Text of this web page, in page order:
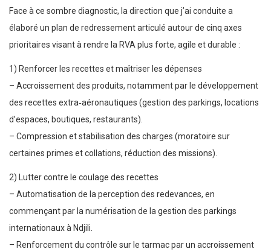
Face à ce sombre diagnostic, la direction que j’ai conduite a
élaboré un plan de redressement articulé autour de cinq axes
prioritaires visant à rendre la RVA plus forte, agile et durable :
1) Renforcer les recettes et maîtriser les dépenses
– Accroissement des produits, notamment par le développement
des recettes extra‑aéronautiques (gestion des parkings, locations
d’espaces, boutiques, restaurants).
– Compression et stabilisation des charges (moratoire sur
certaines primes et collations, réduction des missions).
2) Lutter contre le coulage des recettes
– Automatisation de la perception des redevances, en
commençant par la numérisation de la gestion des parkings
internationaux à Ndjili.
– Renforcement du contrôle sur le tarmac par un accroissement